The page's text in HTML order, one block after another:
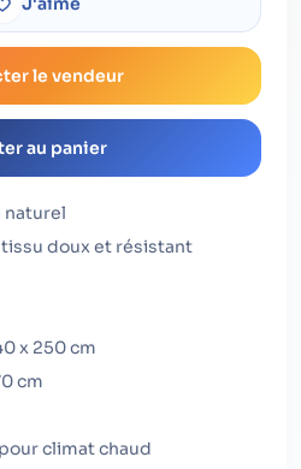
le vendeur
au panier
naturel
doux et résistant
x 250 cm
cm
climat chaud